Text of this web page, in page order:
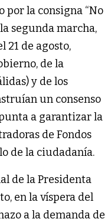
por la consigna “No
la segunda marcha,
21 de agosto,
de la
y de los
un consenso
a garantizar la
de Fondos
de la ciudadanía.
de la Presidenta
en la víspera del
a la demanda de